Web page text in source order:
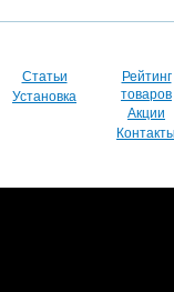
Статьи
Установка
Рейтинг
товаров
Акции